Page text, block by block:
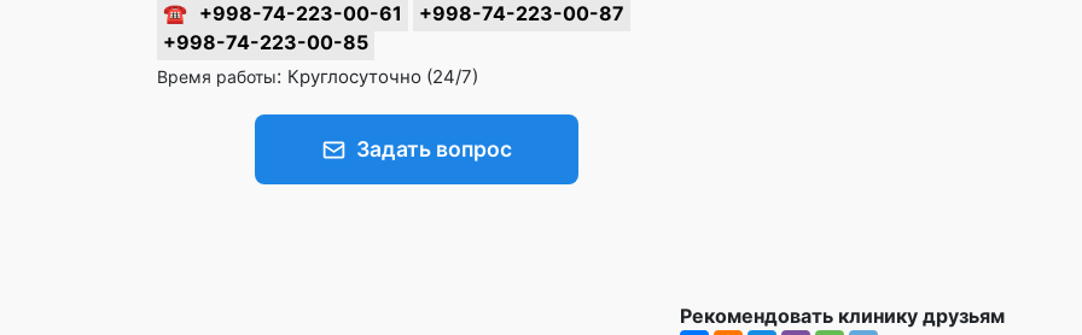
☎ +998-74-223-00-61
+998-74-223-00-87
+998-74-223-00-85
Время работы: Круглосуточно (24/7)
Задать вопрос
Рекомендовать клинику друзьям